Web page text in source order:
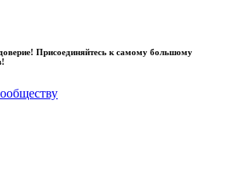
Присоединяйтесь к самому большому